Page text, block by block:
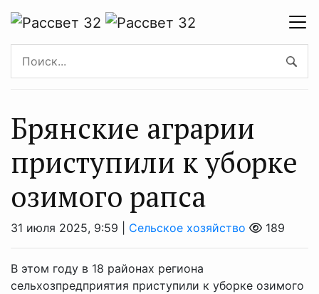
Брянские аграрии
приступили к уборке
озимого рапса
31 июля 2025, 9:59 | Сельское хозяйство 189
В этом году в 18 районах региона
сельхозпредприятия приступили к уборке озимого